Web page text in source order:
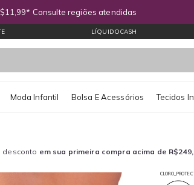
Consulte regiões atendidas
LÍQUIDOCASH
Bolsa E Acessórios
Moda Infantil Tecidos
em sua primeira compra acima de
030 002